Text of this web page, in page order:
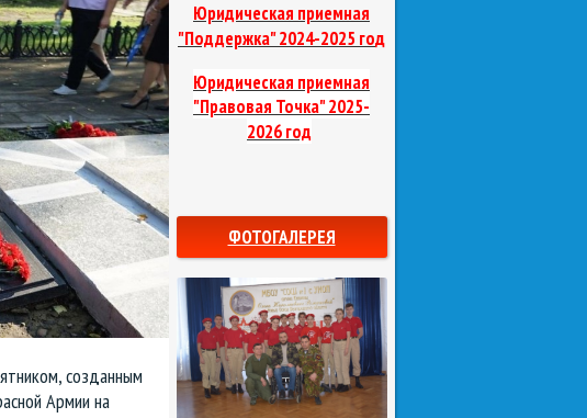
созданным
Армии на
Юридическая приемная
"Поддержка"2024-2025 год
Юридическая приемная
"Правовая Точка"2025-
2026 год
ФОТОГАЛЕРЕЯ